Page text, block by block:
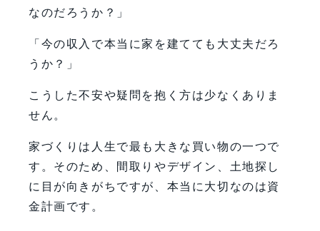
なのだろうか？」
「今の収入で本当に家を建てても大丈夫だろ
うか？」
こうした不安や疑問を抱く方は少なくありま
せん。
家づくりは人生で最も大きな買い物の一つで
す。そのため、間取りやデザイン、土地探し
に目が向きがちですが、本当に大切なのは資
金計画です。